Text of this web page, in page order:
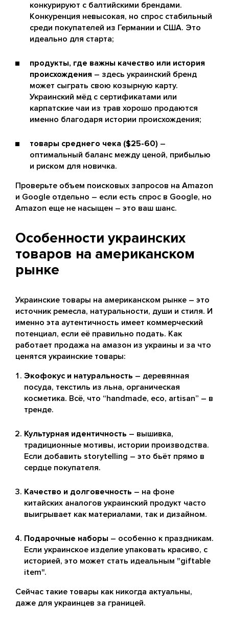
конкурируют с балтийскими брендами.
Конкуренция невысокая, но спрос стабильный
среди покупателей из Германии и США. Это
идеально для старта;
продукты, где важны качество или история
происхождения – здесь украинский бренд
может сыграть свою козырную карту.
Украинский мёд с сертификатами или
карпатские чаи из трав хорошо продаются
именно благодаря истории происхождения;
товары среднего чека ($25-60) –
оптимальный баланс между ценой, прибылью
и риском для новичка.
Проверьте объем поисковых запросов на Amazon
и Google отдельно – если есть спрос в Google, но
Amazon еще не насыщен – это ваш шанс.
Особенности украинских
товаров на американском
рынке
Украинские товары на американском рынке – это
источник ремесла, натуральности, души и стиля. И
именно эта аутентичность имеет коммерческий
потенциал, если её правильно подать. Как
работает продажа на амазон из украины и за что
ценятся украинские товары:
Экофокус и натуральность – деревянная
посуда, текстиль из льна, органическая
косметика. Всё, что “handmade, eco, artisan” – в
тренде.
Культурная идентичность – вышивка,
традиционные мотивы, истории производства.
Если добавить storytelling – это бьёт прямо в
сердце покупателя.
Качество и долговечность – на фоне
китайских аналогов украинский продукт часто
выигрывает как материалами, так и дизайном.
Подарочные наборы – особенно к праздникам.
Если украинское изделие упаковать красиво, с
историей, это может стать идеальным "giftable
item".
Сейчас такие товары как никогда актуальны,
даже для украинцев за границей.